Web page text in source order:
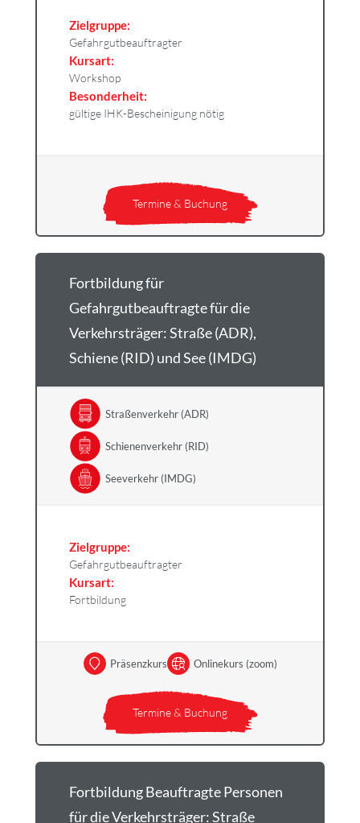
Zielgruppe:
Gefahrgutbeauftragter
Kursart:
Workshop
Besonderheit:
gültige IHK-Bescheinigung nötig
Termine & Buchung
Fortbildung für
Gefahrgutbeauftragte für die
Verkehrsträger: Straße (ADR),
Schiene (RID) und See (IMDG)
Straßenverkehr (ADR)
Schienenverkehr (RID)
Seeverkehr (IMDG)
Zielgruppe:
Gefahrgutbeauftragter
Kursart:
Fortbildung
Termine & Buchung
Präsenzkurs Onlinekurs (zoom)
Fortbildung Beauftragte Personen
für die Verkehrsträger: Straße